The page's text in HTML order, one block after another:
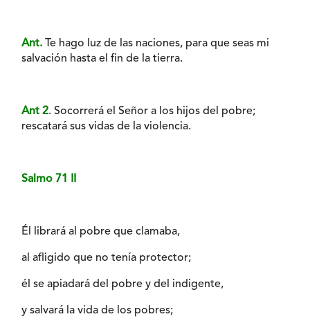
Ant. Te hago luz de las naciones, para que seas mi
salvación hasta el fin de la tierra.
Ant 2. Socorrerá el Señor a los hijos del pobre;
rescatará sus vidas de la violencia.
Salmo 71 II
Él librará al pobre que clamaba,
al afligido que no tenía protector;
él se apiadará del pobre y del indigente,
y salvará la vida de los pobres;